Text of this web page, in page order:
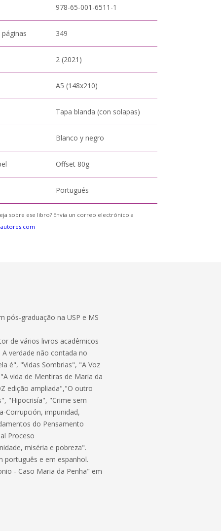
978-65-001-6511-1
349
2 (2021)
A5 (148x210)
Tapa blanda (con solapas)
Blanco y negro
Offset 80g
Portugués
sobre ese libro? Envía un correo electrónico a
pós-graduação na USP e MS
de vários livros acadêmicos
verdade não contada no
é", "Vidas Sombrias", "A Voz
vida de Mentiras de Maria da
edição ampliada","O outro
"Hipocrisía", "Crime sem
Corrupción, impunidad,
do Pensamento
Proceso
miséria e pobreza".
português e em espanhol.
- Caso Maria da Penha" em